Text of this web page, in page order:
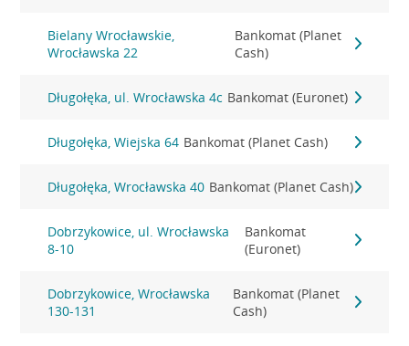
Bielany Wrocławskie,
Wrocławska 22
Bankomat (Planet
Cash)
Długołęka, ul. Wrocławska 4c Bankomat (Euronet)
Długołęka, Wiejska 64 Bankomat (Planet Cash)
Długołęka, Wrocławska 40 Bankomat (Planet Cash)
Dobrzykowice, ul. Wrocławska
8-10
Bankomat
(Euronet)
Dobrzykowice, Wrocławska
130-131
Bankomat (Planet
Cash)